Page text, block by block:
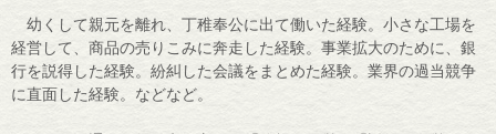
幼くして親元を離れ、丁稚奉公に出て働いた経験。小さな工場を
経営して、商品の売りこみに奔走した経験。事業拡大のために、銀
行を説得した経験。紛糾した会議をまとめた経験。業界の過当競争
に直面した経験。などなど。